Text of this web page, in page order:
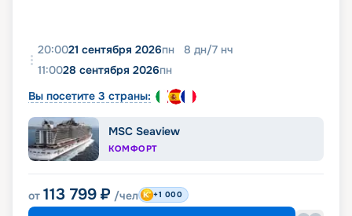
20:0021 сентября 2026пн 8 дн/7 нч
11:0028 сентября 2026пн
Вы посетите 3 страны:
MSC Seaview
КОМФОРТ
от 113 799 ₽ /чел +1 000